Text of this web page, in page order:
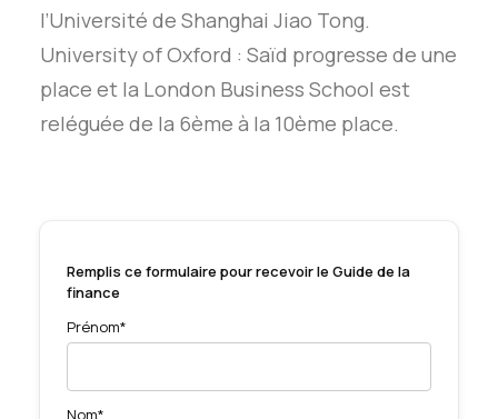
l’Université de Shanghai Jiao Tong.
University of Oxford : Saïd progresse de une
place et la London Business School est
reléguée de la 6ème à la 10ème place.
Remplis ce formulaire pour recevoir le Guide de la
finance
Prénom*
Nom*